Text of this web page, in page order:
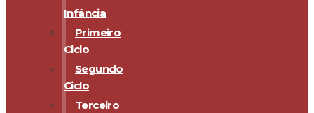
Infância
Primeiro
Ciclo
Segundo
Ciclo
Terceiro